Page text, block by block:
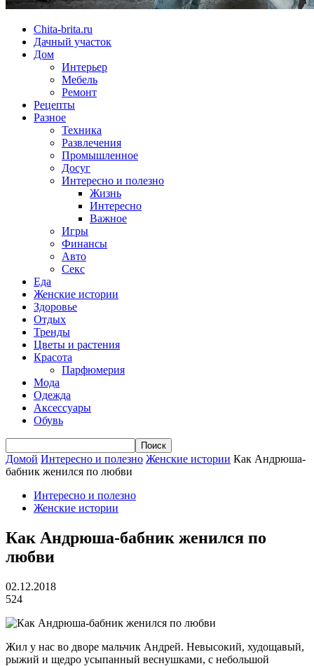
Chita-brita.ru
Дачный участок
Дом
Интерьер
Мебель
Ремонт
Рецепты
Разное
Техника
Развлечения
Промышленное
Досуг
Интересно и полезно
Жизнь
Интересно
Важное
Игры
Финансы
Авто
Секс
Еда
Женские истории
Здоровье
Отдых
Тренды
Цветы и растения
Красота
Парфюмерия
Мода
Одежда
Аксессуары
Обувь
Домой Интересно и полезно Женские истории Как Андрюша-
бабник женился по любви
Интересно и полезно
Женские истории
Как Андрюша-бабник женился по
любви
02.12.2018
524
Жил у нас во дворе мальчик Андрей. Невысокий, худощавый,
рыжий и щедро усыпанный веснушками, с небольшой